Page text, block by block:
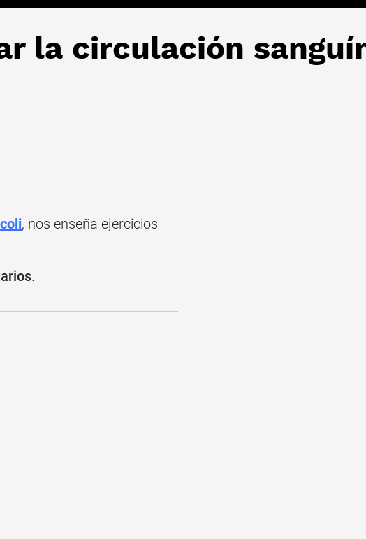
la circulación
, nos enseña ejercicios
.